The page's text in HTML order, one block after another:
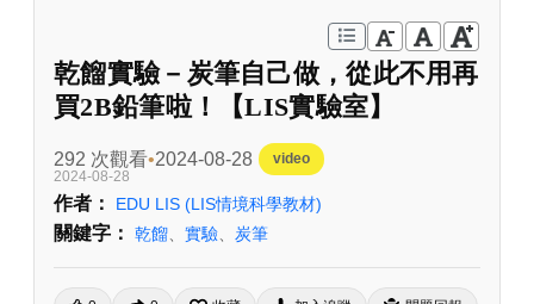
乾餾實驗－炭筆自己做，從此不用再
買2B鉛筆啦！【LIS實驗室】
292 次觀看 2024-08-28
video
2024-08-28
作者： EDU LIS (LIS情境科學教材)
關鍵字： 乾餾 實驗 炭筆